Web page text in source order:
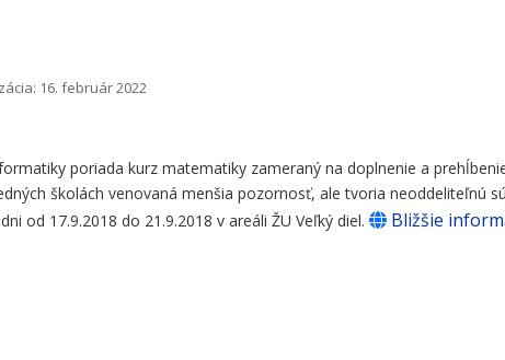
16. február 2022
poriada kurz matematiky zameraný na doplnenie a
školách venovaná menšia pozornosť, ale tvoria neoddeliteľnú
od 17.9.2018 do 21.9.2018 v areáli ŽU Veľký diel.
Bližšie